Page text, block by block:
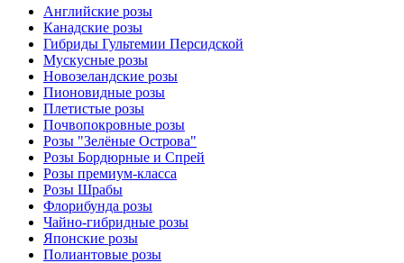
Английские розы
Канадские розы
Гибриды Гультемии Персидской
Мускусные розы
Новозеландские розы
Пионовидные розы
Плетистые розы
Почвопокровные розы
Розы "Зелёные Острова"
Розы Бордюрные и Спрей
Розы премиум-класса
Розы Шрабы
Флорибунда розы
Чайно-гибридные розы
Японские розы
Полиантовые розы